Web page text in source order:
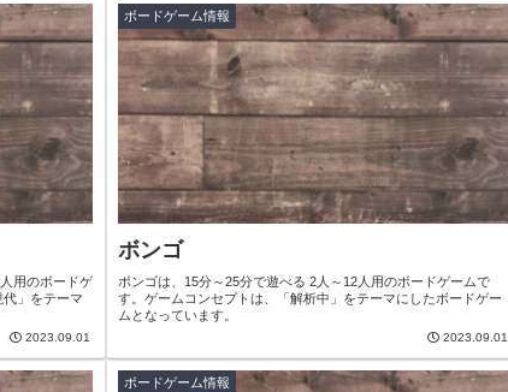
用のボードゲ
」をテーマ
2023.09.01
ボードゲーム情報
ボンゴ
ボンゴは、15分～25分で遊べる 2人～12人用のボードゲームで
す。ゲームコンセプトは、「解析中」をテーマにしたボードゲー
ムとなっています。
2023.09.01
ボードゲーム情報